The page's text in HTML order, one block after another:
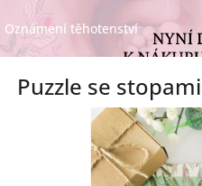
Přejít
na
obsah
Oznámení těhotenství
Puzzle se